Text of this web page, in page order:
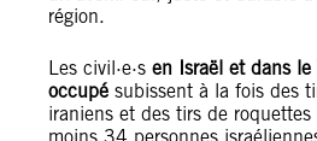
région.
Les civil·e·s en Israël et dans
occupé subissent à la fois des
iraniens et des tirs de